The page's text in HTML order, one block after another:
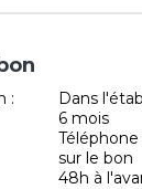
:
Dans
6 mois
sur le bon
48h à